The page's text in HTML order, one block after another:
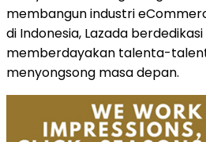
membangun industri
di Indonesia, Lazada
memberdayakan talenta-
menyongsong masa depan.